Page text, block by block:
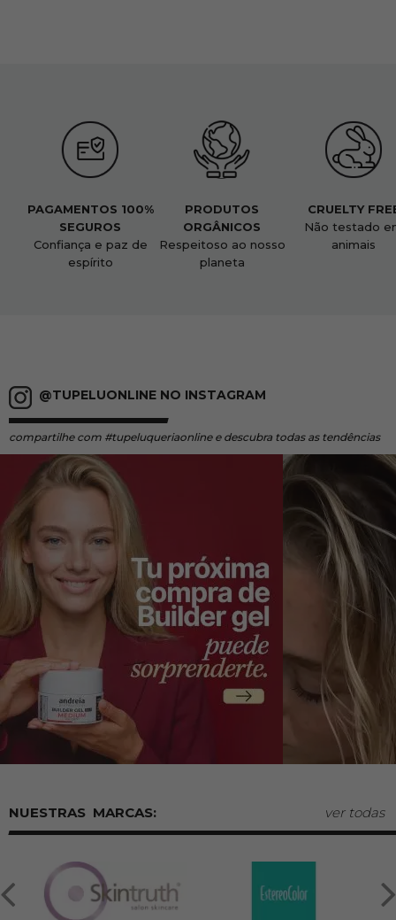
PAGAMENTOS 100%
SEGUROS
Confiança e paz de
espírito
PRODUTOS
ORGÂNICOS
Respeitoso ao nosso
planeta
CRUELTY
Não testado
animais
@TUPELUONLINE NO INSTAGRAM
compartilhe com #tupeluqueriaonline e descubra todas as tendências
MARCAS: ver todas